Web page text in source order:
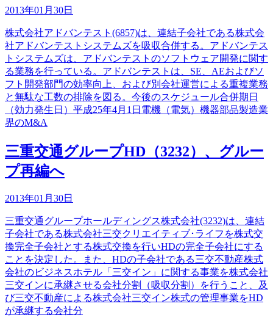
2013年01月30日
株式会社アドバンテスト(6857)は、連結子会社である株式会
社アドバンテストシステムズを吸収合併する。アドバンテス
トシステムズは、アドバンテストのソフトウェア開発に関す
る業務を行っている。アドバンテストは、SE、AEおよびソ
フト開発部門の効率向上、および別会社運営による重複業務
と無駄な工数の排除を図る。今後のスケジュール合併期日
（効力発生日）平成25年4月1日電機（電気）機器部品製造業
界のM&A
三重交通グループHD（3232）、グルー
プ再編へ
2013年01月30日
三重交通グループホールディングス株式会社(3232)は、連結
子会社である株式会社三交クリエイティブ･ライフを株式交
換完全子会社とする株式交換を行いHDの完全子会社にする
ことを決定した。また、HDの子会社である三交不動産株式
会社のビジネスホテル「三交イン」に関する事業を株式会社
三交インに承継させる会社分割（吸収分割）を行うこと、及
び三交不動産による株式会社三交イン株式の管理事業をHD
が承継する会社分